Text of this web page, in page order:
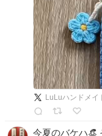
LuLuハンドメイ
今夏のバケハ👒